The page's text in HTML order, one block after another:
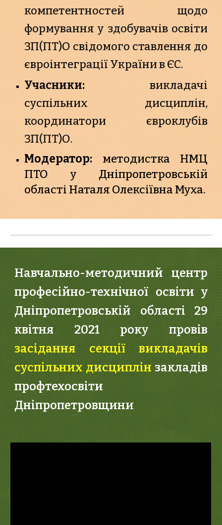
компетентностей щодо
формування у здобувачів освіти
ЗП(ПТ)О свідомого ставлення до
євроінтеграції України в ЄС.
Учасники:викладачі
суспільних дисциплін,
координатори євроклубів
ЗП(ПТ)О.
Модератор:методистка НМЦ
ПТО у Дніпропетровській
області Наталя Олексіївна Муха.
Навчально-методичний центр
професійно-технічної освіти у
Дніпропетровській області 29
квітня 2021 року провів
засідання секції викладачів
суспільних дисциплінзакладів
профтехосвіти
Дніпропетровщини